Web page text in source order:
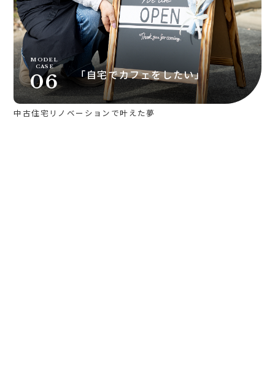
MODEL
CASE
06 「自宅でカフェをしたい」
中古住宅リノベーションで叶えた夢